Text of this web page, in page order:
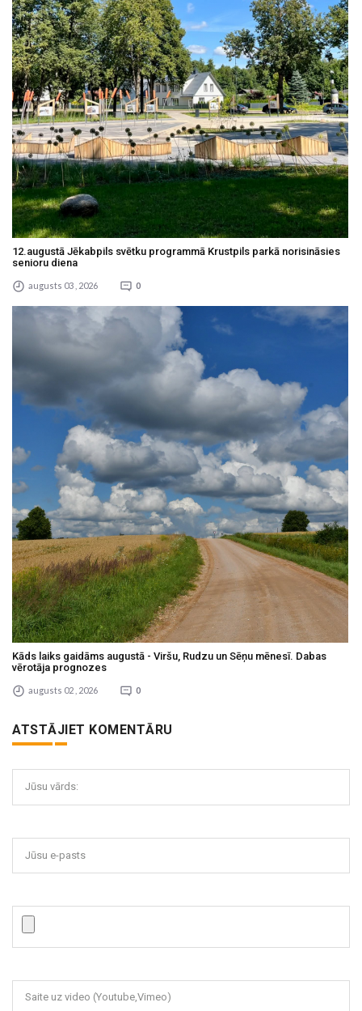
12.augustā Jēkabpils svētku programmā Krustpils parkā norisināsies
senioru diena
augusts 03 , 2026 0
Kāds laiks gaidāms augustā - Viršu, Rudzu un Sēņu mēnesī. Dabas
vērotāja prognozes
augusts 02 , 2026 0
ATSTĀJIET KOMENTĀRU
Jūsu vārds:
Jūsu e-pasts
Saite uz video (Youtube,Vimeo)